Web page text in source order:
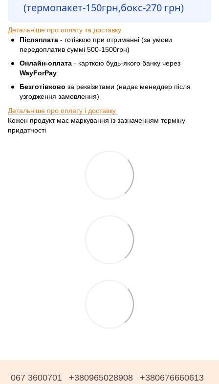
(термопакет-150грн,бокс-270 грн)
Детальніше про оплату та доставку
Післяплата - готівкою при отриманні (за умови
передоплатив суммі 500-1500грн)
Онлайн-оплата - карткою будь-якого банку через
WayForPay
Безготівково за реквізитами (надає менеддер після
узгодження замовлення)
Детальніше про оплату і доставку
Кожен продукт має маркування із зазначенням терміну
придатності
067 3600701 +380965028908 +380676660613